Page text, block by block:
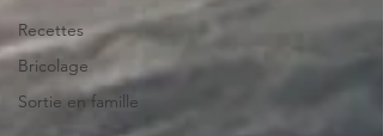
Recettes
Bricolage
Sortie en famille